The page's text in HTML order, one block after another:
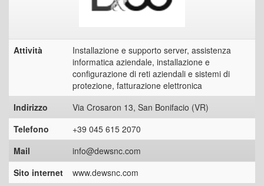
Attività
Installazione e supporto server, assistenza
informatica aziendale, installazione e
configurazione di reti aziendali e sistemi di
protezione, fatturazione elettronica
Indirizzo
Via Crosaron 13, San Bonifacio (VR)
Telefono
+39 045 615 2070
Mail
info@dewsnc.com
Sito internet
www.dewsnc.com